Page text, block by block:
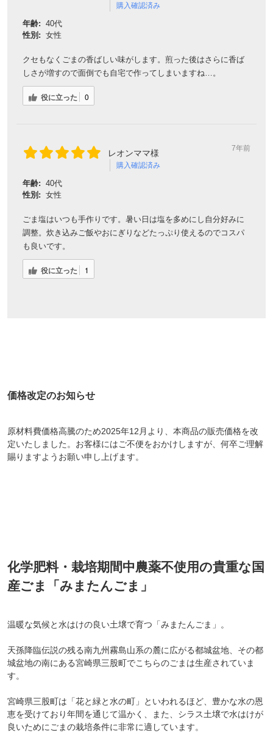
購入確認済み
年齢: 40代
性別: 女性
クセもなくごまの香ばしい味がします。煎った後はさらに香ば
しさが増すので面倒でも自宅で作ってしまいますね…。
役に立った 0
レオンママ様
購入確認済み
7年前
年齢: 40代
性別: 女性
ごま塩はいつも手作りです。暑い日は塩を多めにし自分好みに
調整。炊き込みご飯やおにぎりなどたっぷり使えるのでコスパ
も良いです。
役に立った 1
価格改定のお知らせ
原材料費価格高騰のため2025年12月より、本商品の販売価格を改
定いたしました。お客様にはご不便をおかけしますが、何卒ご理解
賜りますようお願い申し上げます。
化学肥料・栽培期間中農薬不使用の貴重な国
産ごま「みまたんごま」
温暖な気候と水はけの良い土壌で育つ「みまたんごま」。
天孫降臨伝説の残る南九州霧島山系の麓に広がる都城盆地、その都
城盆地の南にある宮崎県三股町でこちらのごまは生産されていま
す。
宮崎県三股町は「花と緑と水の町」といわれるほど、豊かな水の恩
恵を受けており年間を通じて温かく、また、シラス土壌で水はけが
良いためにごまの栽培条件に非常に適しています。